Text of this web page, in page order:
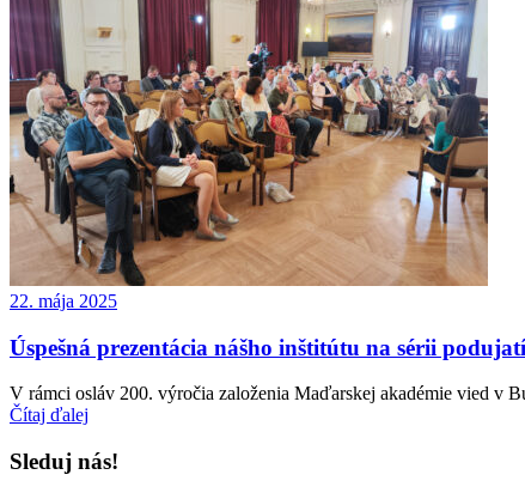
22. mája 2025
Úspešná prezentácia nášho inštitútu na sérii
V rámci osláv 200. výročia založenia Maďarskej akadémie vied v
Čítaj ďalej
Sleduj nás!